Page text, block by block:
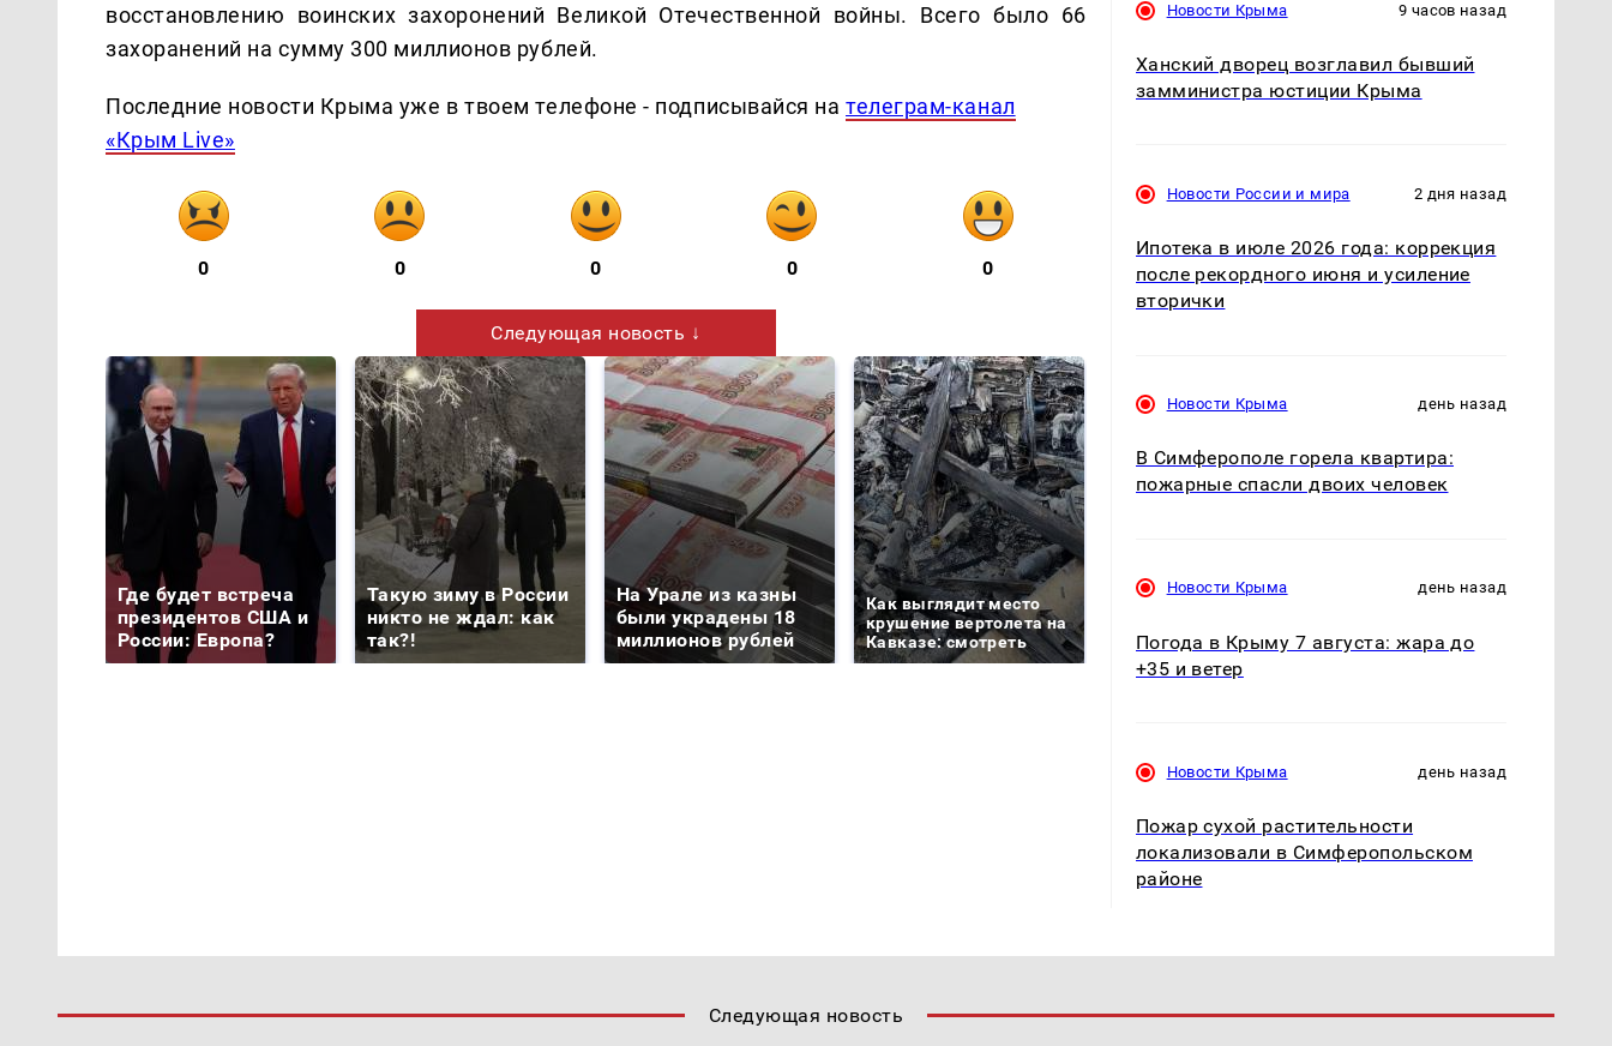
восстановлению воинских захоронений Великой Отечественной войны. Всего было 66
захоранений на сумму 300 миллионов рублей.
Последние новости Крыма уже в твоем телефоне - подписывайся нателеграм-канал
«Крым Live»
0 0 0 0 0
Следующая новость ↓
Где будет встреча
президентов США и
России: Европа?
Такую зиму в России
никто не ждал: как
так?!
На Урале из казны
были украдены 18
миллионов рублей
Как выглядит место
крушение вертолета на
Кавказе: смотреть
Не ешьте эту
магазина: список
В ОАЭ произошло
криптомиллионера
Новости Крыма 9 часов назад
Ханский дворец возглавил бывший
замминистра юстиции Крыма
Новости России и мира 2 дня назад
Ипотека в июле 2026 года: коррекция
после рекордного июня и усиление
вторички
Новости Крыма день назад
В Симферополе горела квартира:
пожарные спасли двоих человек
Новости Крыма день назад
Погода в Крыму 7 августа: жара до
+35 и ветер
Новости Крыма день назад
Пожар сухой растительности
локализовали в Симферопольском
районе
Следующая новость